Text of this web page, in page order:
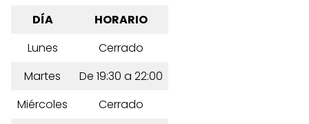
DÍA
HORARIO
Lunes
Cerrado
Martes
De 19:30 a 22:00
Miércoles
Cerrado